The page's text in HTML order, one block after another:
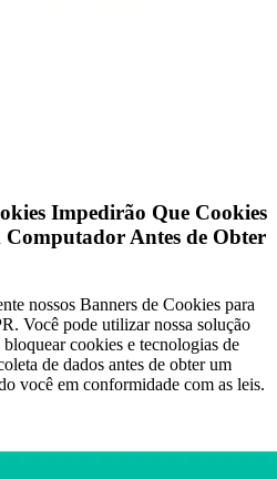
Impedirão Que Cookies
Computador Antes de Obter
nossos Banners de Cookies para
Você pode utilizar nossa solução
cookies e tecnologias de
de dados antes de obter um
você em conformidade com as leis.